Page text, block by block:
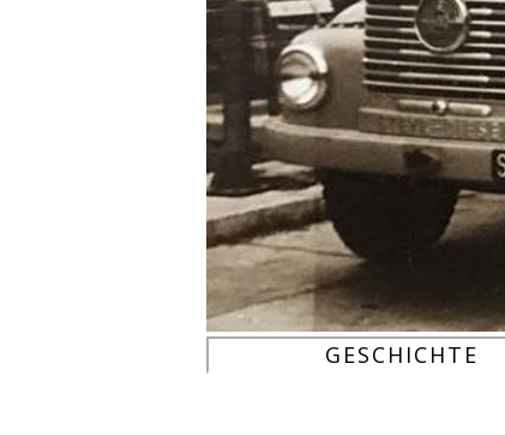
GESCHICHTE